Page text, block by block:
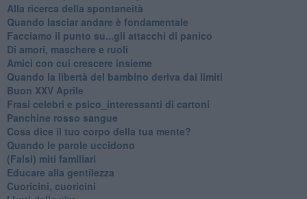
​Alla ricerca della spontaneità
​Quando lasciar andare è fondamentale
Facciamo il punto su...gli attacchi di panico
Di amori, maschere e ruoli
​Amici con cui crescere insieme
​Quando la libertà del bambino deriva dai limiti
Buon XXV Aprile
​Frasi celebri e psico_interessanti di cartoni
​Panchine rosso sangue
​Cosa dice il tuo corpo della tua mente?
​Quando le parole uccidono
​(Falsi) miti familiari
​Educare alla gentilezza
​Cuoricini, cuoricini